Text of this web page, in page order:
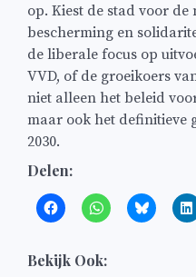
op. Kiest de stad voor
bescherming en
de liberale focus op
VVD, of de groeikoers
niet alleen het beleid
maar ook het definitieve
2030.
Delen:
Bekijk Ook: